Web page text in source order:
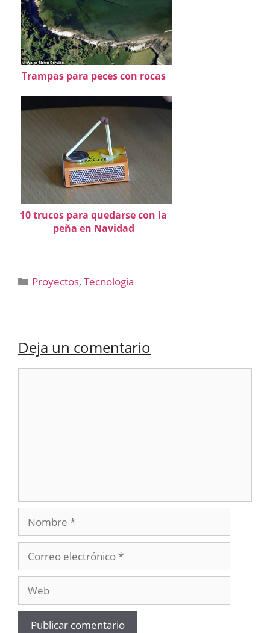
Trampas para peces con rocas
10 trucos para quedarse con la
peña en Navidad
Categorías
Proyectos,Tecnología
Deja un comentario
Nombre
electrónico